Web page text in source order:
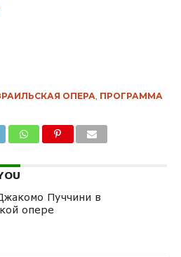
ОПЕРА, ПРОГРАММА
Пуччини в
опере